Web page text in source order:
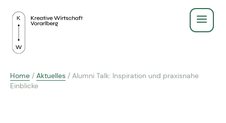
Service
Recht & Gesetz
Über Uns
Home / Aktuelles / Alumni Talk: Inspiration und praxisnahe
Einblicke